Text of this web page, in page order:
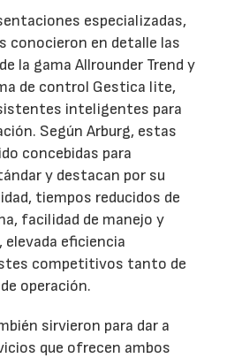
especializadas,
conocieron en detalle las
la gama Allrounder Trend y
de control Gestica lite,
inteligentes para
Según Arburg, estas
concebidas para
y destacan por su
tiempos reducidos de
facilidad de manejo y
eficiencia
competitivos tanto de
operación.
sirvieron para dar a
que ofrecen ambos